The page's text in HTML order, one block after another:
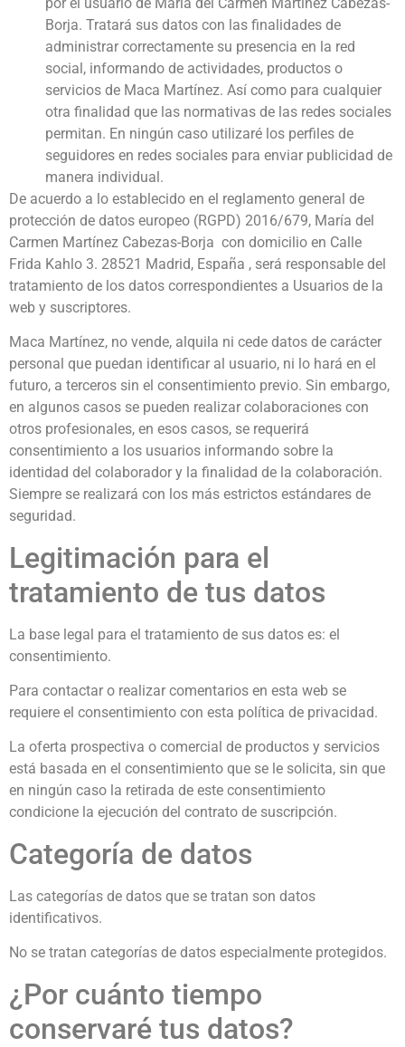
Borja. Tratará sus datos con las finalidades de
administrar correctamente su presencia en la red
social, informando de actividades, productos o
servicios de Maca Martínez. Así como para cualquier
otra finalidad que las normativas de las redes sociales
permitan. En ningún caso utilizaré los perfiles de
seguidores en redes sociales para enviar publicidad de
manera individual.
De acuerdo a lo establecido en el reglamento general de
protección de datos europeo (RGPD) 2016/679, María del
Carmen Martínez Cabezas-Borja con domicilio en Calle
Frida Kahlo 3. 28521 Madrid, España , será responsable del
tratamiento de los datos correspondientes a Usuarios de la
web y suscriptores.
Maca Martínez, no vende, alquila ni cede datos de carácter
personal que puedan identificar al usuario, ni lo hará en el
futuro, a terceros sin el consentimiento previo. Sin embargo,
en algunos casos se pueden realizar colaboraciones con
otros profesionales, en esos casos, se requerirá
consentimiento a los usuarios informando sobre la
identidad del colaborador y la finalidad de la colaboración.
Siempre se realizará con los más estrictos estándares de
seguridad.
Legitimación para el
tratamiento de tus datos
La base legal para el tratamiento de sus datos es: el
consentimiento.
Para contactar o realizar comentarios en esta web se
requiere el consentimiento con esta política de privacidad.
La oferta prospectiva o comercial de productos y servicios
está basada en el consentimiento que se le solicita, sin que
en ningún caso la retirada de este consentimiento
condicione la ejecución del contrato de suscripción.
Categoría de datos
Las categorías de datos que se tratan son datos
identificativos.
No se tratan categorías de datos especialmente protegidos.
¿Por cuánto tiempo
conservaré tus datos?